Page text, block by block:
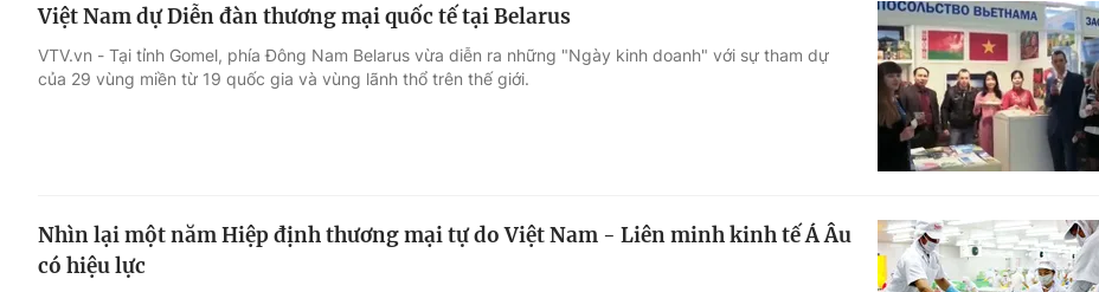
Việt Nam dự Diễn đàn thương mại quốc tế tại Belarus
VTV.vn - Tại tỉnh Gomel, phía Đông Nam Belarus vừa diễn ra những "Ngày kinh doanh" với sự tham dự
của 29 vùng miền từ 19 quốc gia và vùng lãnh thổ trên thế giới.
Nhìn lại một năm Hiệp định thương mại tự do Việt Nam - Liên minh kinh tế Á Âu
có hiệu lực